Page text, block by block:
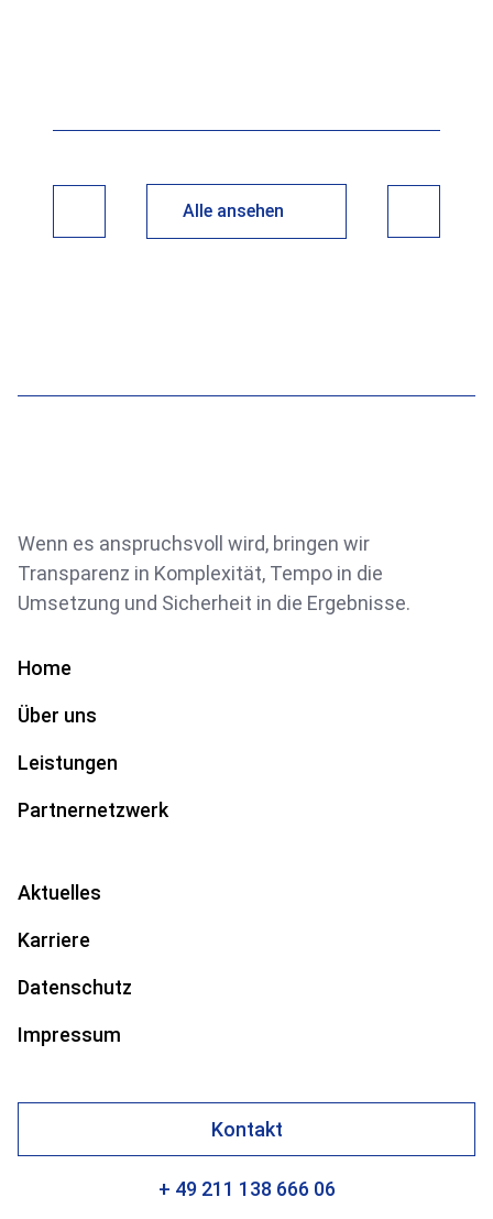
Alle ansehen
Wenn es anspruchsvoll wird, bringen wir
Transparenz in Komplexität, Tempo in die
Umsetzung und Sicherheit in die Ergebnisse.
Home
Über uns
Leistungen
Partnernetzwerk
Aktuelles
Karriere
Datenschutz
Impressum
+ 49 211 138 666 06
Kontakt